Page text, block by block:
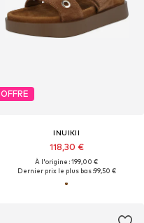
OFFRE
INUIKII
118,30 €
À l'origine : 199,00 €
Dernier prix le plus bas :99,50 €